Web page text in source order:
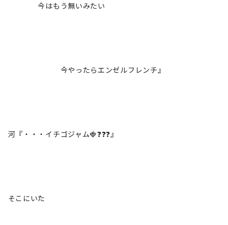
今はもう無いみたい
今やったらエンゼルフレンチ』
河『・・・イチゴジャム🍓❓❓❓』
そこにいた